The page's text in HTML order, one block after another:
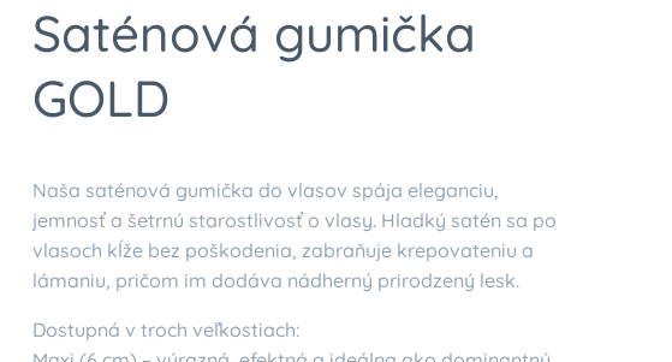
Saténová gumička
GOLD
Naša saténová gumička do vlasov spája eleganciu,
jemnosť a šetrnú starostlivosť o vlasy. Hladký satén sa po
vlasoch kĺže bez poškodenia, zabraňuje krepovateniu a
lámaniu, pričom im dodáva nádherný prirodzený lesk.
Dostupná v troch veľkostiach: